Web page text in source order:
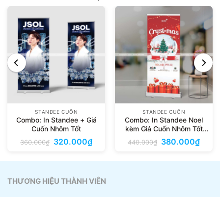
STANDEE CUỐN
Combo: In Standee + Giá
Cuốn Nhôm Tốt
360.000₫ Giá
gốc
320.000₫Giá
hiện
STANDEE CUỐN
Combo: In Standee Noel
kèm Giá Cuốn Nhôm Tốt
80x200cm
440.000₫ Giá
gốc
380.000₫Giá
hiện
THƯƠNG HIỆU THÀNH VIÊN